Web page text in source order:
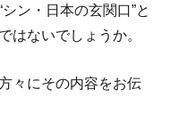
ン・日本の玄関口”と
はないでしょうか。
々にその内容をお伝